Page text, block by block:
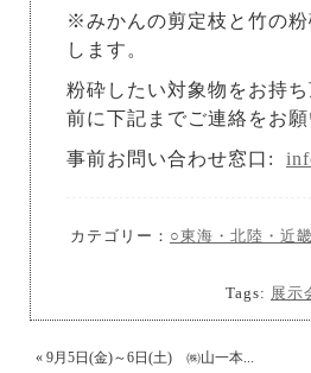
※みかんの剪定枝と竹の
します。
粉砕したい対象物をお持
前に下記までご連絡をお願
事前お問い合わせ窓口:
カテゴリー： ○東海・北陸・近畿
Tags: 展示
« 9月5日(金)～6日(土) ㈱山一本...